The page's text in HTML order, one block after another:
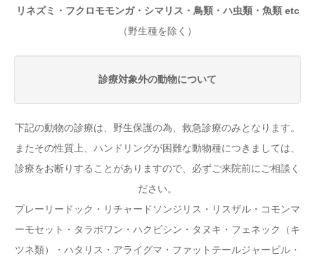
リネズミ・フクロモモンガ・シマリス・鳥類・ハ虫類・魚類 etc
（野生種を除く）
診療対象外の動物について
下記の動物の診療は、野生保護の為、救急診療のみとなります。
またその性質上、ハンドリングが困難な動物種につきましては、
診療をお断りすることがありますので、必ずご来院前にご相談く
ださい。
プレーリードック・リチャードソンジリス・リスザル・コモンマ
ーモセット・タラポワン・ハクビシン・タヌキ・フェネック（キ
ツネ類）・ハタリス・アライグマ・ファットテールジャービル・